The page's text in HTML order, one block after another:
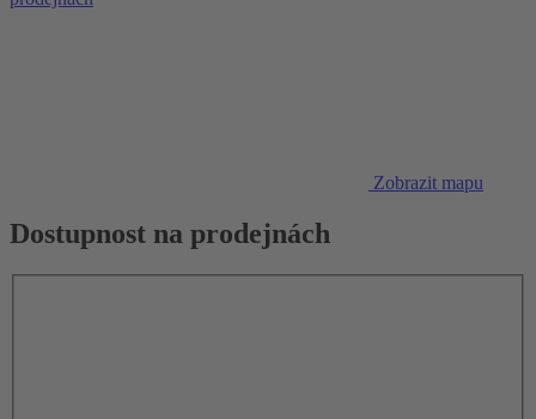
Zobrazit mapu
Dostupnost na prodejnách